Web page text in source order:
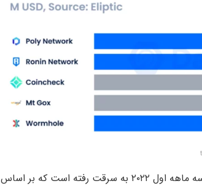
، نزدیک به ۱.۲ میلیارد دلار دارایی‌ در سه ماهه اول ۲۰۲۲ به سرقت رفته است که بر اساس